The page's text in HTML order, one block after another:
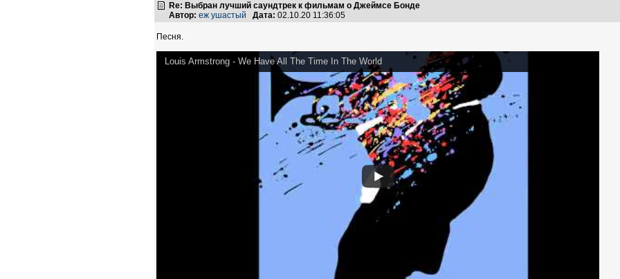
Re: Выбран лучший саундтрек к фильмам о Джеймсе Бонде
Автор: еж ушастый Дата: 02.10.20 11:36:05
Песня.
Louis Armstrong - We Have All The Time In The World